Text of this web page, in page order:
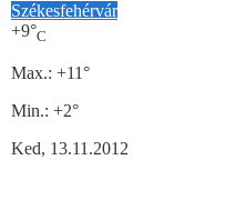
Székesfehérvár
+9°C
Max.: +11°
Min.: +2°
Ked, 13.11.2012